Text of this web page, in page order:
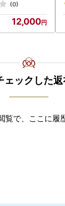
(0)
12,000
ェックした
覧で、ここに履